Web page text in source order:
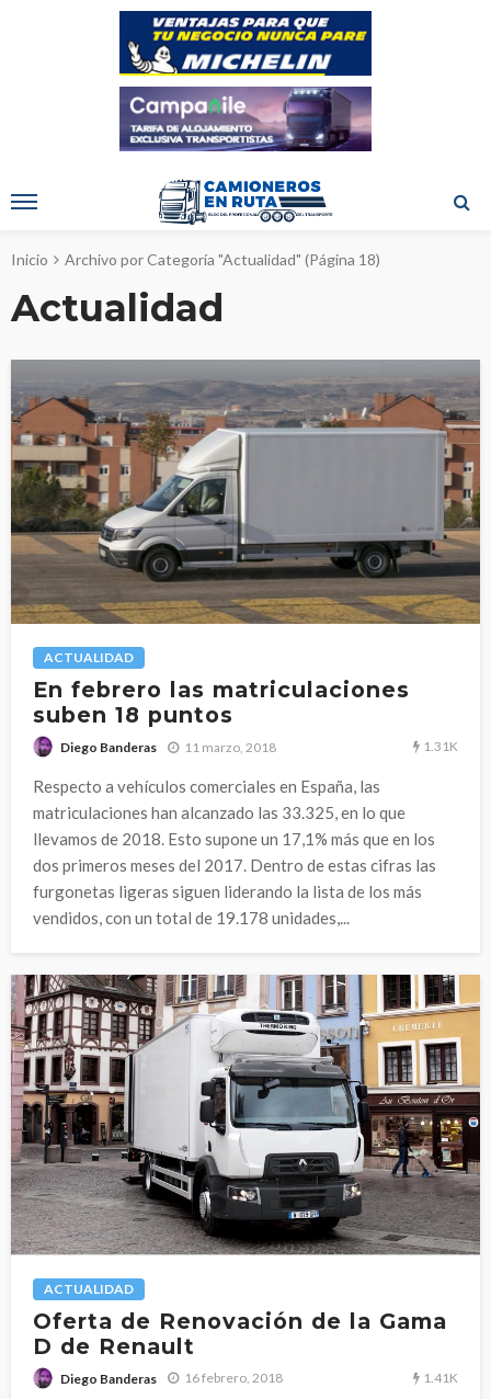
Inicio Archivo por Categoría "Actualidad" (Página 18)
Actualidad
ACTUALIDAD
En febrero las matriculaciones
suben 18 puntos
Diego Banderas 11 marzo, 2018 1.31K
Respecto a vehículos comerciales en España, las
matriculaciones han alcanzado las 33.325, en lo que
llevamos de 2018. Esto supone un 17,1% más que en los
dos primeros meses del 2017. Dentro de estas cifras las
furgonetas ligeras siguen liderando la lista de los más
vendidos, con un total de 19.178 unidades,...
ACTUALIDAD
Oferta de Renovación de la Gama
D de Renault
Diego Banderas 16 febrero, 2018 1.41K